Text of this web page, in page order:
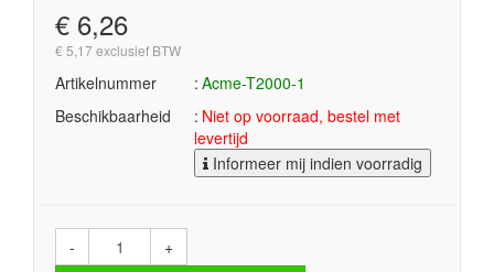
€ 6,26
€ 5,17 exclusief BTW
Artikelnummer
Acme-T2000-1
Beschikbaarheid
Niet op voorraad, bestel met
levertijd
Informeer mij indien voorradig
-
+